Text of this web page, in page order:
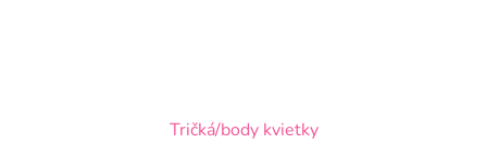
Tričká/body kvietky